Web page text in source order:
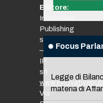
Focus
Legge di
materia di
Editore:
Innovative
Publishing
srl
–
IP
srl
Via